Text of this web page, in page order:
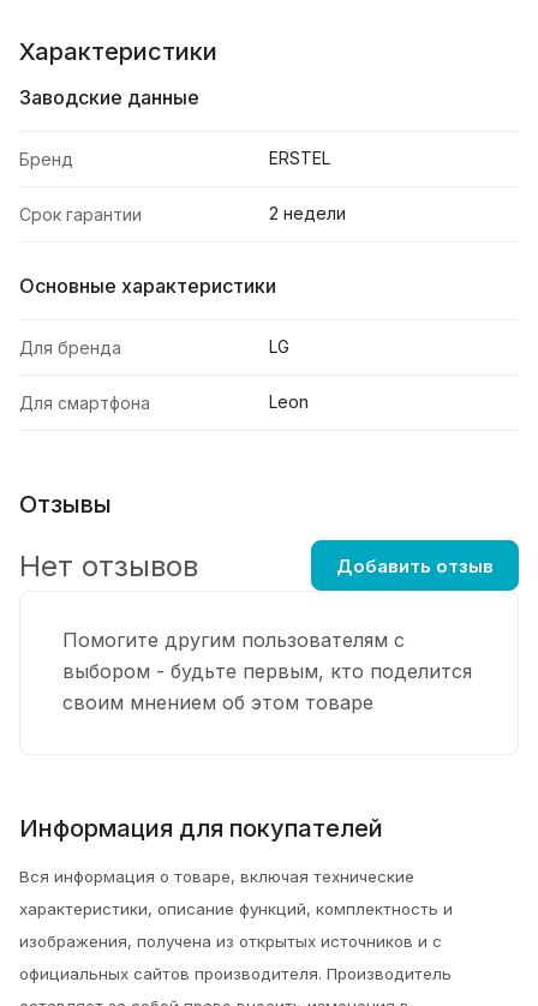
Характеристики
Заводские данные
Бренд ERSTEL
Срок гарантии 2 недели
Основные характеристики
Для бренда LG
Для смартфона Leon
Отзывы
Помогите другим пользователям с
выбором - будьте первым, кто поделится
своим мнением об этом товаре
Нет отзывов Добавить отзыв
Информация для покупателей
Вся информация о товаре, включая технические
характеристики, описание функций, комплектность и
изображения, получена из открытых источников и с
официальных сайтов производителя. Производитель